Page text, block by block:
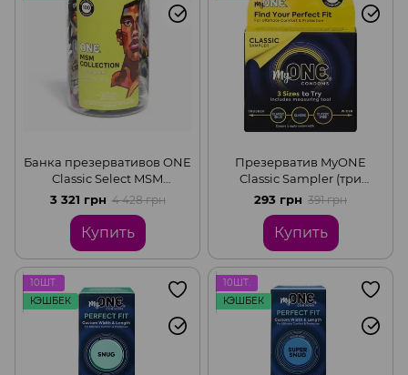
Банка презервативов ONE
Classic Select MSM
Collection, 100 шт
3 321 грн 4 428 грн
Купить
Презерватив MyONE
Classic Sampler (три
размера в одном)
293 грн 391 грн
Купить
10ШТ.
КЭШБЕК
10ШТ.
КЭШБЕК